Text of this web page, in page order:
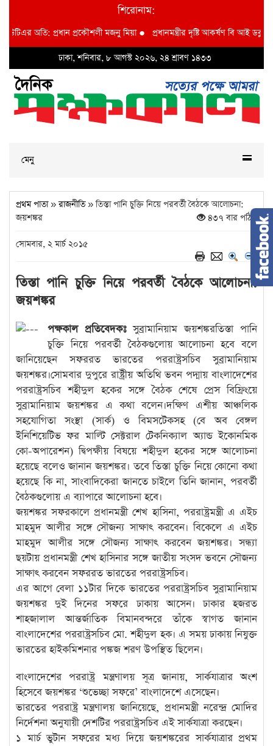
শিরোনাম:
অতি: প্রধান প্রকৌশলী মজনু মিয়া●প্রধানমন্ত্রীর দৃষ্টি আকর্ষণ বি আই ডব্লুভিইউ-
ঢাকা, শনিবার, ৮ আগস্ট ২০২৬, ২৪ শ্রাবণ ১৪৩৩
মেনু
প্রথম পাতা»রাজনীতি» তিস্তা পানি চুক্তি নিয়ে পরবর্তী বৈঠকে আলোচনা:
জয়শঙ্কর
৪৩৭ বার পঠিত
সোমবার, ২ মার্চ ২০১৫
তিস্তা পানি চুক্তি নিয়ে পরবর্তী বৈঠকে আলোচনা:
জয়শঙ্কর
পক্ষকাল প্রতিবেদকঃসুব্রামানিয়াম জয়শঙ্করতিস্তা পানি
চুক্তি নিয়ে পরবর্তী বৈঠকগুলোয় আলোচনা হবে বলে
জানিয়েছেন সফররত ভারতের পররাষ্ট্রসচিব সুব্রামানিয়াম
জয়শঙ্কর।সোমবার দুপুরে রাষ্ট্রীয় অতিথি ভবন পদ্মায় বাংলাদেশের
পররাষ্ট্রসচিব শহীদুল হকের সঙ্গে বৈঠক শেষে প্রেস বিফ্রিংয়ে
সুব্রামানিয়াম জয়শঙ্কর এ কথা বলেন।দক্ষিণ এশীয় আঞ্চলিক
সহযোগিতা সংস্থা (সার্ক) ও বিমসটেকসহ (বে অব বেঙ্গল
ইনিশিয়েটিভ ফর মাল্টি সেক্টরাল টেকনিক্যাল অ্যান্ড ইকোনমিক
কো-অপারেশন) দ্বিপক্ষীয় বিষয়ে শহীদুল হকের সঙ্গে আলোচনা
হয়েছে বলেও জানান জয়শঙ্কর। তবে তিস্তা চুক্তি নিয়ে কোনো কথা
হয়েছে কি না, সাংবাদিকেরা জানতে চাইলে তিনি জানান, পরবর্তী
বৈঠকগুলোয় এ ব্যাপারে আলোচনা হবে।
জয়শঙ্কর সফরকালে প্রধানমন্ত্রী শেখ হাসিনা, পররাষ্ট্রমন্ত্রী এ এইচ
মাহমুদ আলীর সঙ্গে সৌজন্য সাক্ষাৎ করবেন। বিকেলে এ এইচ
মাহমুদ আলীর সঙ্গে সৌজন্য সাক্ষাৎ করবেন জয়শঙ্কর। সন্ধ্যা
ছয়টায় প্রধানমন্ত্রী শেখ হাসিনার সঙ্গে জাতীয় সংসদ ভবনে সৌজন্য
সাক্ষাৎ করবেন সফররত ভারতের পররাষ্ট্রসচিব।
এর আগে বেলা ১১টার দিকে ভারতের পররাষ্ট্রসচিব সুব্রামানিয়াম
জয়শঙ্কর দুই দিনের সফরে ঢাকায় আসেন। ঢাকার হজরত
শাহজালাল আন্তর্জাতিক বিমানবন্দরে তাঁকে স্বাগত জানান
বাংলাদেশের পররাষ্ট্রসচিব মো. শহীদুল হক। এ সময় ঢাকায় নিযুক্ত
ভারতের হাইকমিশনার পঙ্কজ শরণ উপস্থিত ছিলেন।
বাংলাদেশের পররাষ্ট্র মন্ত্রণালয় সূত্র জানায়, সার্কযাত্রার অংশ
হিসেবে জয়শঙ্কর ‘শুভেচ্ছা সফরে’ বাংলাদেশে এসেছেন।
ভারতের পররাষ্ট্র মন্ত্রণালয় জানিয়েছে, প্রধানমন্ত্রী নরেন্দ্র মোদির
নির্দেশনা অনুযায়ী দেশটির পররাষ্ট্রসচিব এই সার্কযাত্রা করছেন।
১ মার্চ ভুটান সফরের মধ্য দিয়ে জয়শঙ্করের সার্কযাত্রার প্রথম